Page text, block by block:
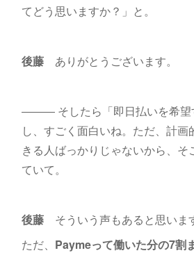
てどう思いますか？」と。
後藤ありがとうございます。
――― そしたら「即日払いを希望
し、すごく面白いね。ただ、計
きる人ばっかりじゃないから、そ
ていて。
後藤そういう声もあると思いま
ただ、 Paymeって働いた分の7割